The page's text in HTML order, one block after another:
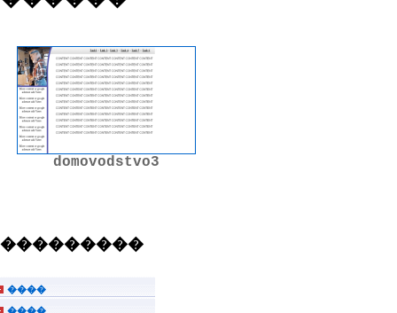
domovodstvo3
���������
����
����